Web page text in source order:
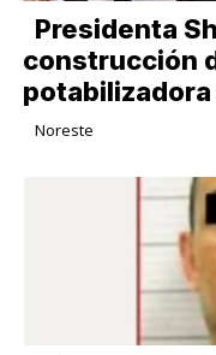
Presidenta
construcción
Noreste